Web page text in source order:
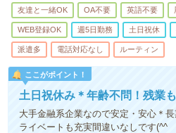
友達と一緒OK OA不要 英語不要
WEB登録OK 週5日勤務 土日祝休
派遣多 電話対応なし ルーティン
ここがポイント！
土日祝休み＊年齢不問！残業
大手金融系企業なので安定・安心＊
ライベートも充実間違いなしです(^^